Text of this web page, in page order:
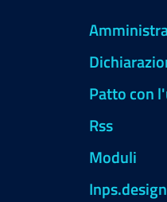
Patto con
Rss
Moduli
Inps.design